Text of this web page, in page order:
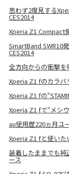
思わず2度見する
CES2014
Xperia Z1 Compact
SmartBand SWR10
CES2014
全方向からの衝撃
Xperia Z1 fのカラバ
Xperia Z1 fの
Xperia Z1 fで“メシ
au使用歴220ヵ月ユ
Xperia Z1 fと使いた
装着したままでも
ース